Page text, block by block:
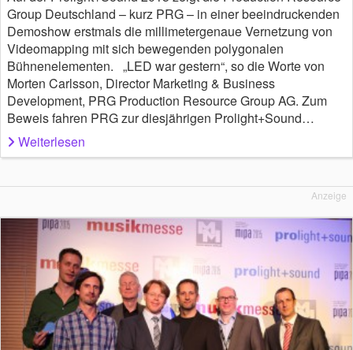
Group Deutschland – kurz PRG – in einer beeindruckenden
Demoshow erstmals die millimetergenaue Vernetzung von
Videomapping mit sich bewegenden polygonalen
Bühnenelementen. „LED war gestern“, so die Worte von
Morten Carlsson, Director Marketing & Business
Development, PRG Production Resource Group AG. Zum
Beweis fahren PRG zur diesjährigen Prolight+Sound…
Weiterlesen
Anzeige